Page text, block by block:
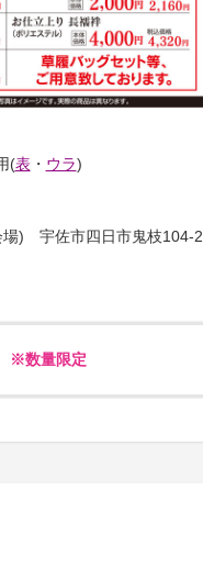
(表・ ウラ)
) 宇佐市四日市鬼枝104-2
※数量限定